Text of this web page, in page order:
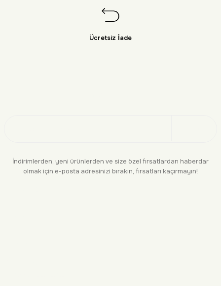
Ücretsiz İade
İndirimlerden, yeni ürünlerden ve size özel fırsatlardan haberdar
olmak için e-posta adresinizi bırakın, fırsatları kaçırmayın!